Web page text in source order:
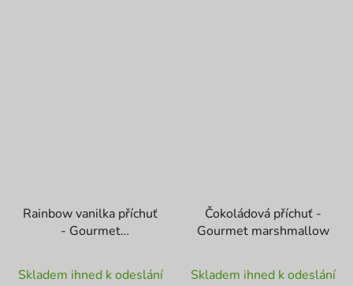
Rainbow vanilka příchuť
- Gourmet
Skladem ihned k odeslání
Čokoládová příchuť -
Gourmet marshmallow
Skladem ihned k odeslání